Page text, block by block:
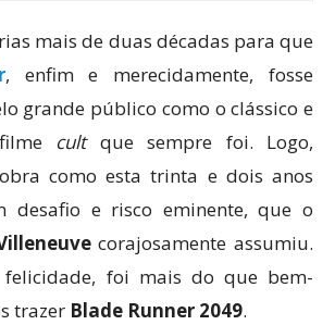
mais de duas décadas para que
, enfim e merecidamente, fosse
grande público como o clássico e
cultque sempre foi. Logo,
como esta trinta e dois anos
desafio e risco eminente, que o
corajosamente assumiu.
felicidade, foi mais do que bem-
trazer Blade Runner 2049.